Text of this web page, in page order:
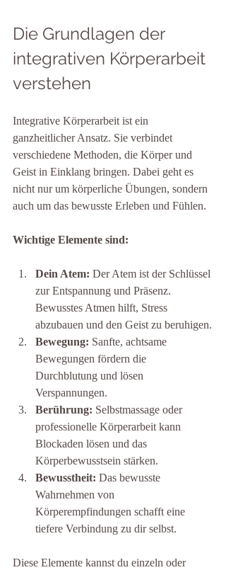
Die Grundlagen der
integrativen Körperarbeit
verstehen
Integrative Körperarbeit ist ein
ganzheitlicher Ansatz. Sie verbindet
verschiedene Methoden, die Körper und
Geist in Einklang bringen. Dabei geht es
nicht nur um körperliche Übungen, sondern
auch um das bewusste Erleben und Fühlen.
Wichtige Elemente sind:
Dein Atem: Der Atem ist der Schlüssel
zur Entspannung und Präsenz.
Bewusstes Atmen hilft, Stress
abzubauen und den Geist zu beruhigen.
Bewegung: Sanfte, achtsame
Bewegungen fördern die
Durchblutung und lösen
Verspannungen.
Berührung: Selbstmassage oder
professionelle Körperarbeit kann
Blockaden lösen und das
Körperbewusstsein stärken.
Bewusstheit: Das bewusste
Wahrnehmen von
Körperempfindungen schafft eine
tiefere Verbindung zu dir selbst.
Diese Elemente kannst du einzeln oder